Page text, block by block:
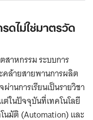
ดไม่ใช่มาตรวัด
าหกรรม ระบบการ
ล้ายสายพานการผลิต
านการเรียนเป็นรายวิชา
ในปัจจุบันที่เทคโนโลยี
มัติ (Automation) และ